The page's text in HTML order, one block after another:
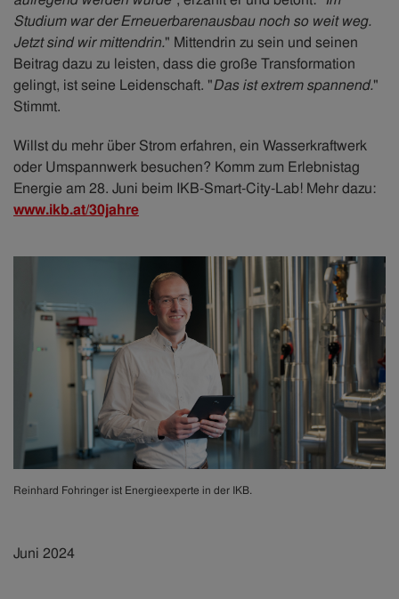
Studium war der Erneuerbarenausbau noch so weit weg.
Jetzt sind wir mittendrin." Mittendrin zu sein und seinen
Beitrag dazu zu leisten, dass die große Transformation
gelingt, ist seine Leidenschaft. "Das ist extrem spannend."
Stimmt.
Willst du mehr über Strom erfahren, ein Wasserkraftwerk
oder Umspannwerk besuchen? Komm zum Erlebnistag
Energie am 28. Juni beim IKB-Smart-City-Lab! Mehr dazu:
www.ikb.at/30jahre
Reinhard Fohringer ist Energieexperte in der IKB.
Juni 2024